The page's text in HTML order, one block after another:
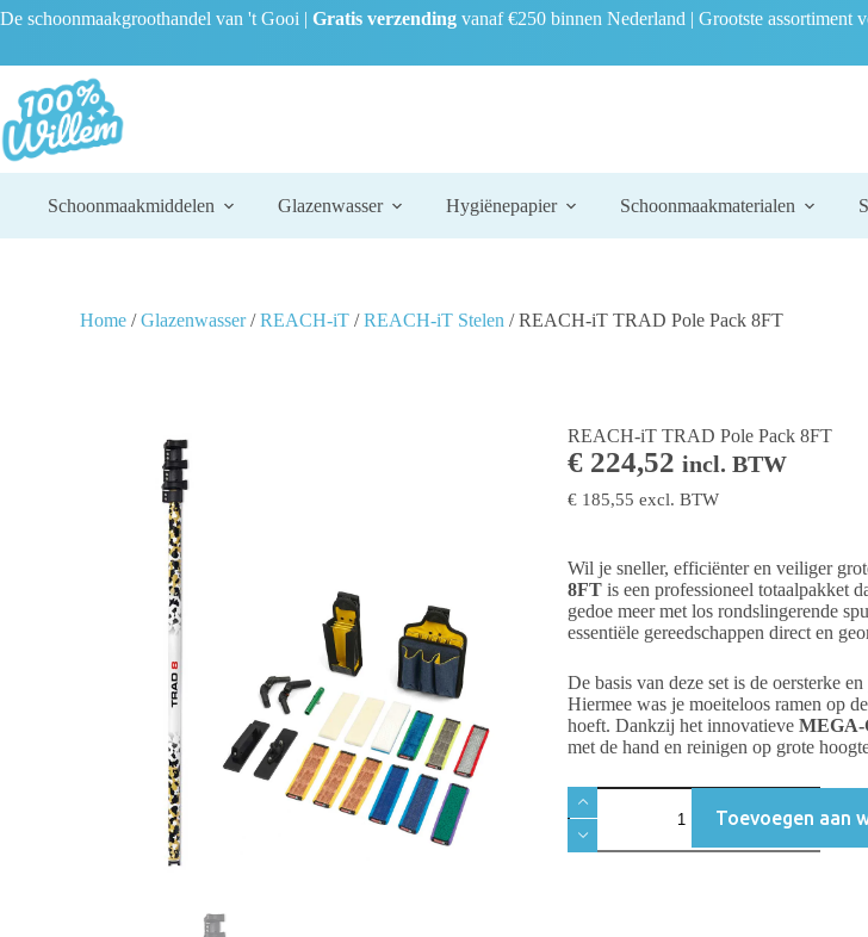
De schoonmaakgroothandel van 't Gooi | Gratis verzending vanaf €250 binnen Nederland | Grootste assortiment
Schoonmaakmiddelen Glazenwasser Hygiënepapier Schoonmaakmaterialen
Home /Glazenwasser/REACH-iT /REACH-iT Stelen / REACH-iT TRAD Pole Pack 8FT
REACH-iT TRAD Pole Pack 8FT
€ 224,52 incl. BTW
€ 185,55 excl. BTW
Wil je sneller, efficiënter en veiliger
8FT is een professioneel totaalpakket
gedoe meer met los rondslingerende
essentiële gereedschappen direct en
De basis van deze set is de oersterke
Hiermee was je moeiteloos ramen op
hoeft. Dankzij het innovatieveMEGA-
met de hand en reinigen op grote
Toevoegen aan